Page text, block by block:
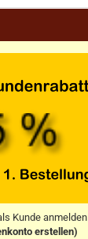
Kunde anmelden
erstellen)